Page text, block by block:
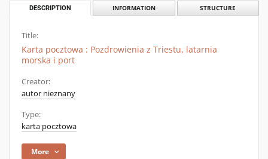
DESCRIPTION INFORMATION STRUCTURE
Title:
Karta pocztowa : Pozdrowienia z Triestu, latarnia
morska i port
Creator:
autor nieznany
Type:
karta pocztowa
More